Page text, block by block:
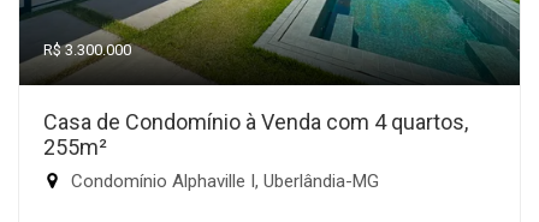
R$ 3.300.000
Casa de Condomínio à Venda com 4 quartos,
255m²
Condomínio Alphaville I, Uberlândia-MG